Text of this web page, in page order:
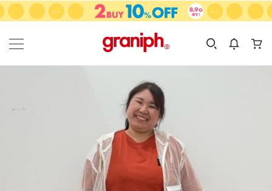
カテゴリーから探す
KIDS
カテゴリ
サイズ